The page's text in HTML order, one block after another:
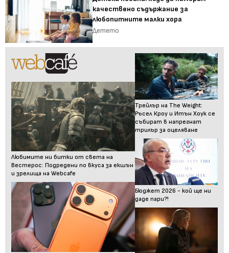
качествено съдържание за
любопитните малки хора
Детето
Любимите ни битки от света на
Вестерос: Подредени по вкуса за екшън
и зрелища на Webcafe
Трейлър на The Weight:
Ръсел Кроу и Итън Хоук се
събират в напрегнат
трилър за оцеляване
Бюджет 2026 - кой ще ни
даде пари?!